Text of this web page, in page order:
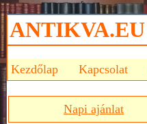
ANTIKVA.EU
Kezdőlap Kapcsolat
Napi ajánlat